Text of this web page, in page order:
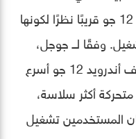
الميزات التي ستحصل على أندرويد 12 جو قريبًا نظرًا لكونها
وفقًا لــ جوجل،
سيتم تشغيل التطبيقات على هواتف أندرويد 12 جو أسرع
متحركة أكثر سلاسة،
المستخدمين تشغيل